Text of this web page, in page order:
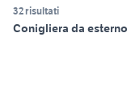
32 risultati
Conigliera da esterno